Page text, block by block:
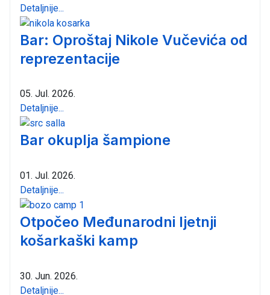
Detaljnije...
Bar: Oproštaj Nikole Vučevića od
reprezentacije
05. Jul. 2026.
Detaljnije...
Bar okuplja šampione
01. Jul. 2026.
Detaljnije...
Otpočeo Međunarodni ljetnji
košarkaški kamp
30. Jun. 2026.
Detaljnije...